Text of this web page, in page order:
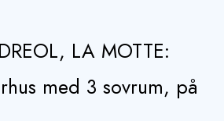
LA MOTTE:
med 3 sovrum, på